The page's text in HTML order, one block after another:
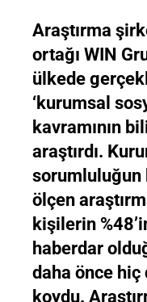
Araştırma
ortağı WIN
ülkede
‘kurumsal
kavramının
araştırdı.
ölçen
kişilerin
haberdar
daha önce hiç
koydu.